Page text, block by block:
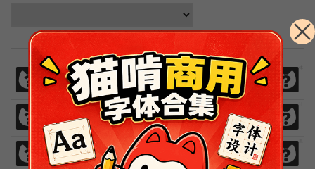
简体中文样例
免
免 费
费 商
商 业
业 汉
汉 语
语 字
字 体
体
欢 迎
迎 来
来 猫
猫 啃 网 设 计
热
热 爱
爱 与 执
执 着
着 时 间
间 里